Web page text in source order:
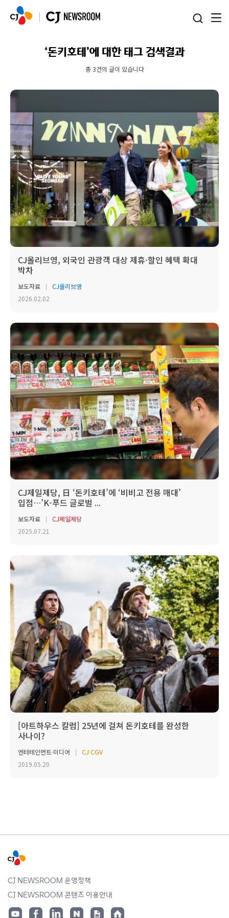
‘돈키호테’에 대한 태그 검색결과
총 3건의 글이 있습니다
CJ올리브영, 외국인 관광객 대상 제휴·할인 혜택 확대
박차
보도자료
CJ올리브영
2026.02.02
CJ제일제당, 日 ‘돈키호테’에 ‘비비고 전용 매대’
입점…’K-푸드 글로벌 ...
보도자료
CJ제일제당
2025.07.21
[아트하우스 칼럼] 25년에 걸쳐 돈키호테를 완성한
사나이?
엔터테인먼트·미디어
CJ CGV
2019.05.20
CJ NEWSROOM 운영정책
CJ NEWSROOM 콘텐츠 이용안내